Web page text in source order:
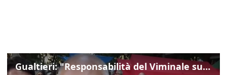
Gualtieri: "Responsabilità del Viminale su Spin Time? La posizione dei partiti è nota"